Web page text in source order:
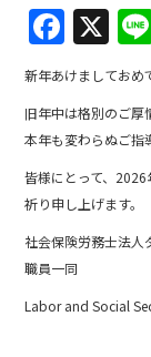
F
a
c
e
b
o
o
k
X
新年あけましておめ
旧年中は格別のご厚
本年も変わらぬご指
皆様にとって、
祈り申し上げます。
社会保険労務士法人
職員一同
Labor and Social